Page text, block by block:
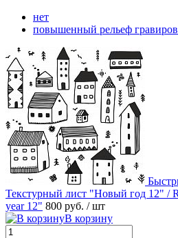
нет
повышенный рельеф
Текстурный лист "Новый год 12" /
year 12" 800 руб. / шт
В корзину